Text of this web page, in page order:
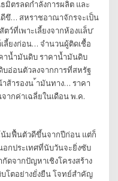
มิตรลดกำลังการผลิต และ
ดีขึ… สหราชอาณาจักรจะเป็น
ว์ที่เพาะเลี้ยงจากห้องแล็บ’
ลี้ยงก่อน… จำนวนผู้ติดเชื้อ
าน้ำมันดิบ ราคาน้ำมันดิบ
บอ่อนตัวลงจากการที่สหรัฐ
ส้ารองน ้ามันทาง… ราคา
กค่าเฉลี่ยในเดือน พ.ค.
น้มฟื้นตัวดีขึ้นจากปีก่อน แต่ก็
กประเทศที่นับวันจะยิ่งซับ
ดจากปัญหาเชิงโครงสร้าง
บโตอย่างยั่งยืน โจทย์สำคัญ